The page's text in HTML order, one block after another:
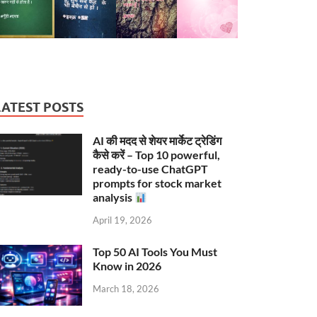
POSTS
AI की मदद से शेयर मार्केट ट्रेडिंग
कैसे करें – Top 10 powerful,
ready-to-use ChatGPT
prompts for stock market
analysis
April 19, 2026
Top 50 AI Tools You Must
Know in 2026
March 18, 2026